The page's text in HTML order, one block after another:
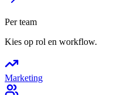
Per team
Kies op rol en workflow.
Marketing